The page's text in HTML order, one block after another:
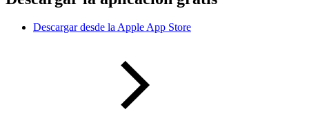
Descargar desde la Apple App Store